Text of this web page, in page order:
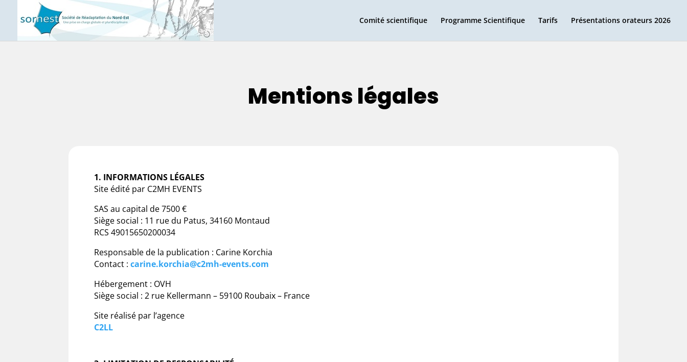
Comité scientifique Programme Scientifique Tarifs Présentations orateurs 2026
Mentions légales
1. INFORMATIONS LÉGALES
Site édité par C2MH EVENTS
SAS au capital de 7500 €
Siège social : 11 rue du Patus, 34160 Montaud
RCS 49015650200034
Responsable de la publication : Carine Korchia
Contact :carine.korchia@c2mh-events.com
Hébergement : OVH
Siège social : 2 rue Kellermann – 59100 Roubaix – France
Site réalisé par l’agence
C2LL